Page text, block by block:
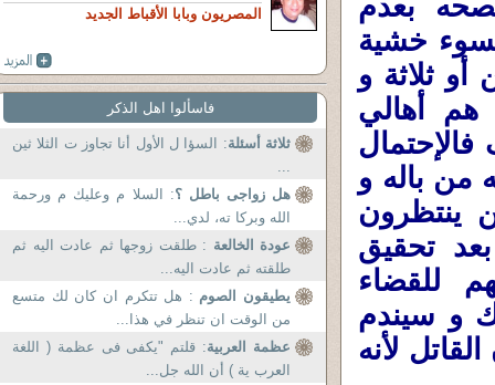
خشية
ثلاثة و
أهالي
فالإحتمال
من باله و
ينتظرون
تحقيق
للقضاء
و سيندم
لأنه
المصريون وبابا الأقباط الجديد
فاسألوا اهل الذكر
ثلاثة أسئلة: السؤا ل الأول أنا تجاوز ت الثلا ثين
...
هل زواجى باطل ؟: السلا م وعليك م ورحمة
الله وبركا ته، لدي...
عودة الخالعة : طلقت زوجها ثم عادت اليه ثم
طلقته ثم عادت اليه...
يطيقون الصوم : هل تتكرم ان كان لك متسع
من الوقت ان تنظر في هذا...
عظمة العربية: قلتم "يكفى فى عظمة ( اللغة
العرب ية ) أن الله جل...